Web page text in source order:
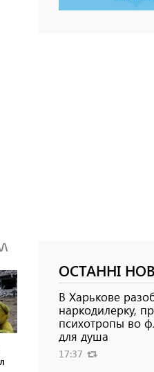
ОСТАННІ
В Харькове
наркодилерку,
психотропы во
для душа
17:37